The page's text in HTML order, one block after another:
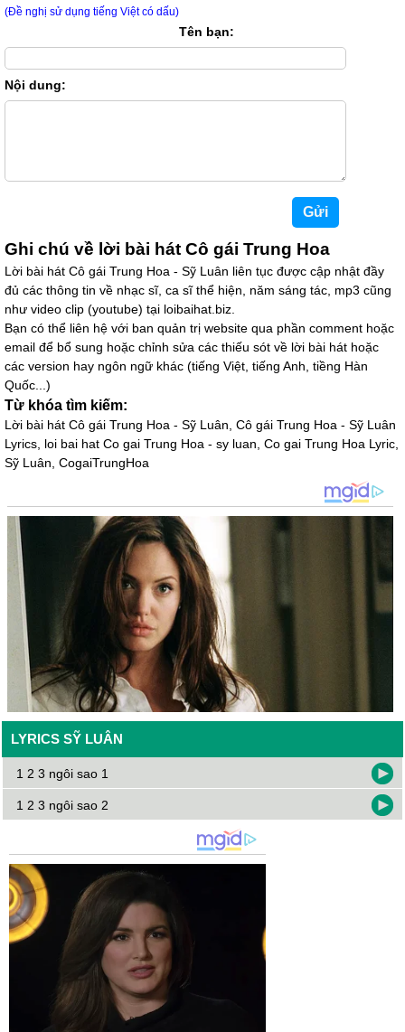
(Đề nghị sử dụng tiếng Việt có dấu)
Tên bạn:
Nội dung:
Ghi chú về lời bài hát Cô gái Trung Hoa
Lời bài hát Cô gái Trung Hoa - Sỹ Luân liên tục được cập nhật đầy
đủ các thông tin về nhạc sĩ, ca sĩ thể hiện, năm sáng tác, mp3 cũng
như video clip (youtube) tại loibaihat.biz.
Bạn có thể liên hệ với ban quản trị website qua phần comment hoặc
email để bổ sung hoặc chỉnh sửa các thiếu sót về lời bài hát hoặc
các version hay ngôn ngữ khác (tiếng Việt, tiếng Anh, tiềng Hàn
Quốc...)
Từ khóa tìm kiếm:
Lời bài hát Cô gái Trung Hoa - Sỹ Luân, Cô gái Trung Hoa - Sỹ Luân
Lyrics, loi bai hat Co gai Trung Hoa - sy luan, Co gai Trung Hoa Lyric,
Sỹ Luân, CogaiTrungHoa
LYRICS SỸ LUÂN
1 2 3 ngôi sao 1
1 2 3 ngôi sao 2